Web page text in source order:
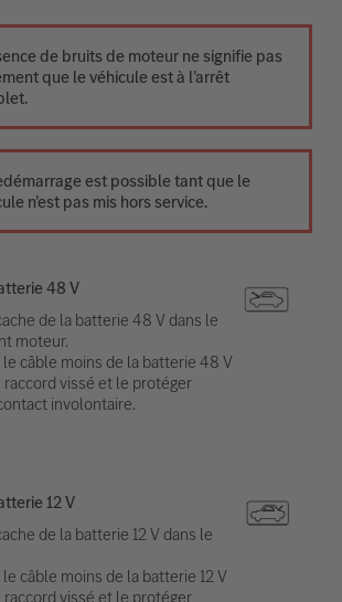
de bruits de moteur ne signifie pas
que le véhicule est à l’arrêt
est possible tant que le
n’est pas mis hors service.
48 V
de la batterie 48 V dans le
moteur.
câble moins de la batterie 48 V
raccord vissé et le protéger
involontaire.
12 V
de la batterie 12 V dans le
câble moins de la batterie 12 V
raccord vissé et le protéger